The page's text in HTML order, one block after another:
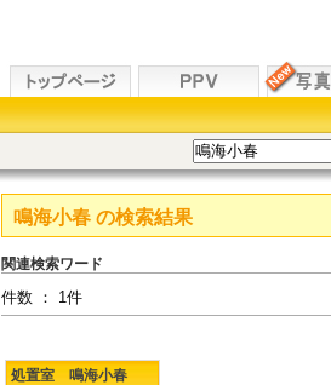
鳴海小春 の検索結果
関連検索ワード
件数 ： 1件
処置室 鳴海小春